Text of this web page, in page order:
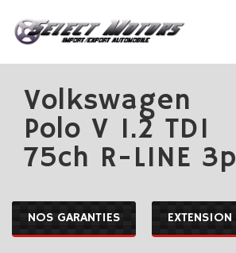
ACCUEIL
NOS OCCASIONS
VOLKSWAGEN POLO V 1.2 TDI 75CH R-
Volkswagen
Polo V 1.2 TDI
75ch R-LINE 3p
NOS GARANTIES EXTENSION